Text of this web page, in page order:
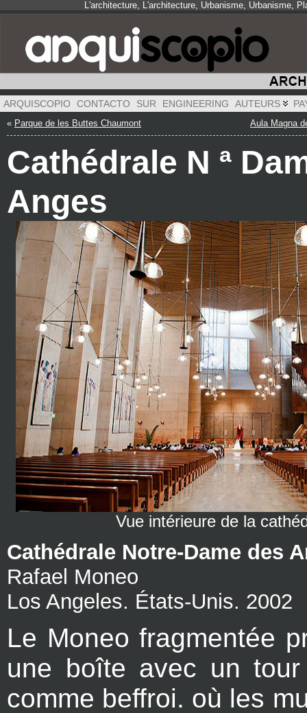
L'architecture, L'architecture, Urbanisme, Urbanisme,
ARQUISCOPIO CONTACTO SUR ENGINEERING AUTEURS
« Parque de les Buttes Chaumont Aula Magna
Cathédrale N ª
Anges
Vue intérieure de la
Cathédrale Notre-Dame des
Rafael Moneo
Los Angeles. États-Unis. 2002
Le Moneo fragmentée
une boîte avec un tour
comme beffroi. où les